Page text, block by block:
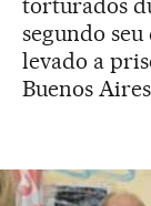
segundo
levado a
Buenos